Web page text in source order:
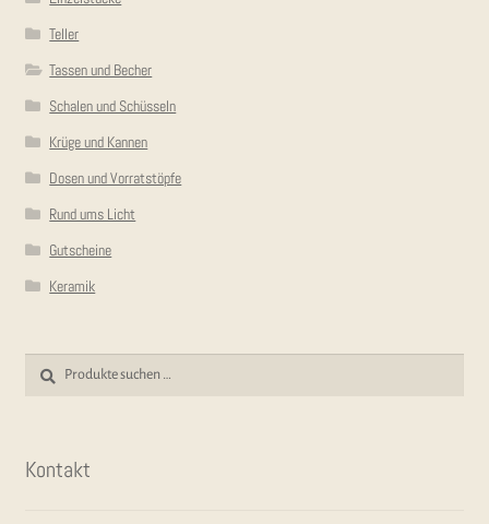
Teller
Tassen und Becher
Schalen und Schüsseln
Krüge und Kannen
Dosen und Vorratstöpfe
Rund ums Licht
Gutscheine
Keramik
nach:
Kon­takt